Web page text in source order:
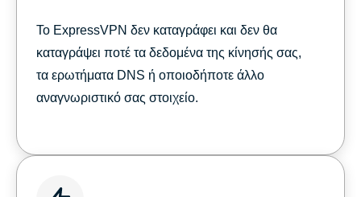
Το ExpressVPN δεν καταγράφει και δεν θα
καταγράψει ποτέ τα δεδομένα της κίνησής σας,
τα ερωτήματα DNS ή οποιοδήποτε άλλο
αναγνωριστικό σας στοιχείο.